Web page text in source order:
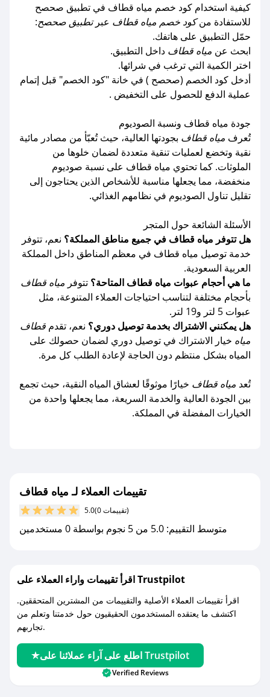
كيفية استخدام كود خصم مياه قطاف في تطبيق صحصح
للاستفادة منكود خصم مياه قطاف عبرتطبيق صحصح:
حمّل التطبيق على هاتفك.
ابحث عن مياه قطاف داخل التطبيق.
اختر الكمية التي ترغب في شرائها.
أدخل كود الخصم (صحصح ) في خانة "كود الخصم" قبل إتمام
عملية الدفع للحصول على التخفيض .
جودة مياه قطاف ونسبة الصوديوم
تُعرف مياه قطاف بجودتها العالية، حيث تُعبّأ من مصادر مائية
نقية وتخضع لعمليات تنقية متعددة لضمان خلوها من
الملوثات. كما تحتوي مياه قطاف على نسبة صوديوم
منخفضة، مما يجعلها مناسبة للأشخاص الذين يحتاجون إلى
تقليل تناول الصوديوم في نظامهم الغذائي.
الأسئلة الشائعة حول المتجر
هل تتوفر مياه قطاف في جميع مناطق المملكة؟ نعم، تتوفر
خدمة توصيل مياه قطاف في معظم المناطق داخل المملكة
العربية السعودية.
ما هي أحجام عبوات مياه قطاف المتاحة؟ تتوفر مياه قطاف
بأحجام مختلفة لتناسب احتياجات العملاء المتنوعة، مثل
عبوات 5 لتر و19 لتر.
هل يمكنني الاشتراك بخدمة توصيل دوري؟ نعم، تقدم قطاف
مياه خيار الاشتراك في توصيل دوري لضمان حصولك على
المياه بشكل منتظم دون الحاجة لإعادة الطلب كل مرة.
تُعد مياه قطاف خيارًا موثوقًا لعشاق المياه النقية، حيث تجمع
بين الجودة العالية والخدمة السريعة، مما يجعلها واحدة من
الخيارات المفضلة في المملكة.
تقييمات العملاء لـ مياه قطاف
5.0 (0 تقييمات)
متوسط التقييم: 5.0 من 5 نجوم بواسطة 0 مستخدمين
اقرأ تقييمات واراء العملاء على Trustpilot
اقرأ تقييمات العملاء الأصلية والتقييمات من المشترين المتحققين.
اكتشف ما يعتقده المستخدمون الحقيقيون حول خدمتنا وتعلم من
تجاربهم.
اطلع على آراء عملائنا على Trustpilot
Verified Reviews